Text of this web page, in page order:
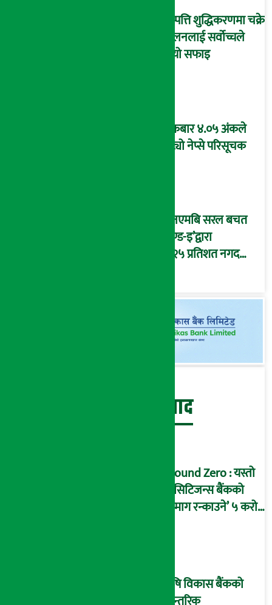
सम्पत्ति शुद्धिकरणमा चक्रे
मिलनलाई सर्वोच्चले
दियो सफाइ
शुक्रबार ४.०५ अंकले
घट्यो नेप्से परिसूचक
‘एनएमबि सरल बचत
फण्ड-इ’द्वारा
५.२५ प्रतिशत नगद
बेथिति मुर्दाबाद
Ground Zero : यस्तो
छ सिटिजन्स बैंकको
‘दिमाग रन्काउने’ ५ करोड
कृषि विकास बैंकको